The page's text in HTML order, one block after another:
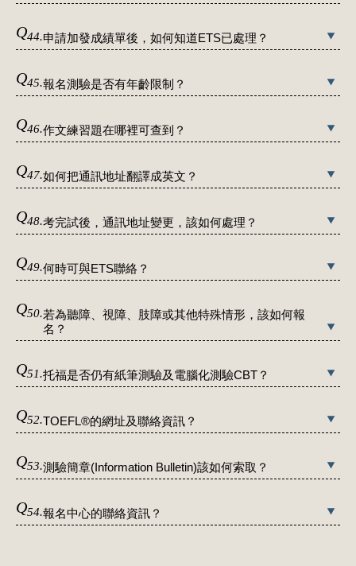
Q44.申請加發成績單後，如何知道ETS已處理？
Q45.報名測驗是否有年齡限制？
Q46.作文練習題在哪裡可查到？
Q47.如何把通訊地址翻譯成英文？
Q48.考完試後，通訊地址變更，該如何處理？
Q49.何時可與ETS聯絡？
Q50.若為聽障、視障、肢障或其他特殊情形，該如何報
名？
Q51.托福是否仍有紙筆測驗及電腦化測驗CBT？
Q52.TOEFL®的網址及聯絡資訊？
Q53.測驗簡章(Information Bulletin)該如何索取？
Q54.報名中心的聯絡資訊？